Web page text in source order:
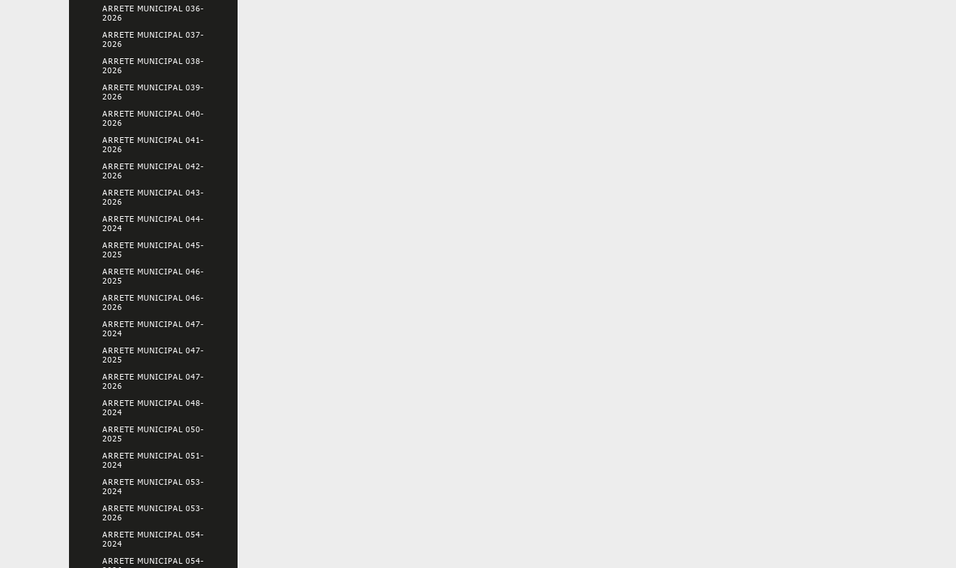
ARRETE MUNICIPAL 036-
2026
ARRETE MUNICIPAL 037-
2026
ARRETE MUNICIPAL 038-
2026
ARRETE MUNICIPAL 039-
2026
ARRETE MUNICIPAL 040-
2026
ARRETE MUNICIPAL 041-
2026
ARRETE MUNICIPAL 042-
2026
ARRETE MUNICIPAL 043-
2026
ARRETE MUNICIPAL 044-
2024
ARRETE MUNICIPAL 045-
2025
ARRETE MUNICIPAL 046-
2025
ARRETE MUNICIPAL 046-
2026
ARRETE MUNICIPAL 047-
2024
ARRETE MUNICIPAL 047-
2025
ARRETE MUNICIPAL 047-
2026
ARRETE MUNICIPAL 048-
2024
ARRETE MUNICIPAL 050-
2025
ARRETE MUNICIPAL 051-
2024
ARRETE MUNICIPAL 053-
2024
ARRETE MUNICIPAL 053-
2026
ARRETE MUNICIPAL 054-
2024
ARRETE MUNICIPAL 054-